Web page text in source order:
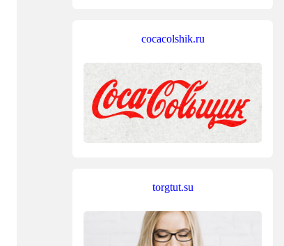
cocacolshik.ru
torgtut.su